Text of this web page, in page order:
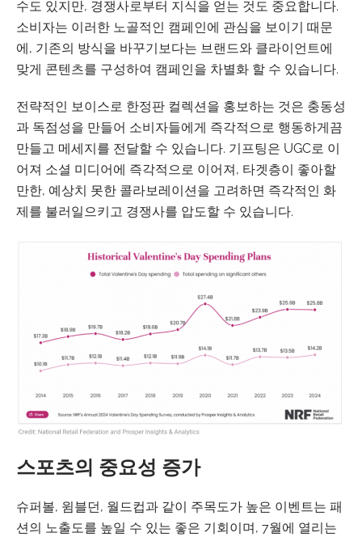
수도 있지만, 경쟁사로부터 지식을 얻는 것도 중요합니다.
소비자는 이러한 노골적인 캠페인에 관심을 보이기 때문
에, 기존의 방식을 바꾸기보다는 브랜드와 클라이언트에
맞게 콘텐츠를 구성하여 캠페인을 차별화 할 수 있습니다.
전략적인 보이스로 한정판 컬렉션을 홍보하는 것은 충동성
과 독점성을 만들어 소비자들에게 즉각적으로 행동하게끔
만들고 메세지를 전달할 수 있습니다. 기프팅은 UGC로 이
어져 소셜 미디어에 즉각적으로 이어져, 타겟층이 좋아할
만한, 예상치 못한 콜라보레이션을 고려하면 즉각적인 화
제를 불러일으키고 경쟁사를 압도할 수 있습니다.
스포츠의 중요성 증가
슈퍼볼, 윔블던, 월드컵과 같이 주목도가 높은 이벤트는 패
션의 노출도를 높일 수 있는 좋은 기회이며, 7월에 열리는